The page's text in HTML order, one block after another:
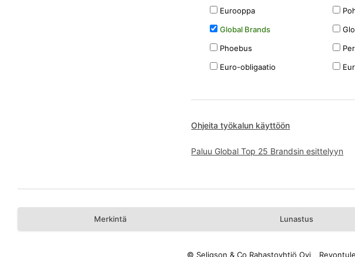
Eurooppa
Global Brands
Phoebus
Euro-obligaatio
Ohjeita työkalun käyttöön
Paluu Global Top 25 Brandsin esittelyyn
Merkintä Lunastus
© Seligson & Co Rahastoyhtiö Oyj